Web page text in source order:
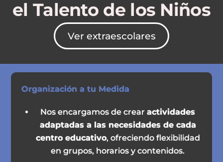
el Talento de los Niños
Ver extraescolares
Organización a tu Medida
Nos encargamos de crearactividades
adaptadas a las necesidades de cada
centro educativo, ofreciendo flexibilidad
en grupos, horarios y contenidos.